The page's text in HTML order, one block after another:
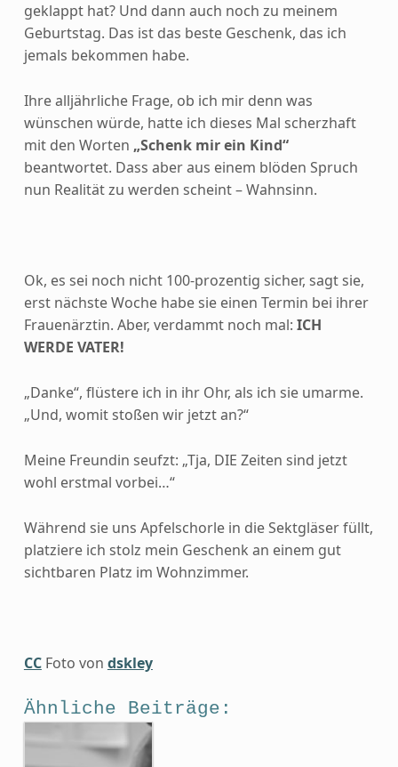
geklappt hat? Und dann auch noch zu meinem
Geburtstag. Das ist das beste Geschenk, das ich
jemals bekommen habe.
Ihre alljährliche Frage, ob ich mir denn was
wünschen würde, hatte ich dieses Mal scherzhaft
mit den Worten „Schenk mir ein Kind“
beantwortet. Dass aber aus einem blöden Spruch
nun Realität zu werden scheint – Wahnsinn.
Ok, es sei noch nicht 100-prozentig sicher, sagt sie,
erst nächste Woche habe sie einen Termin bei ihrer
Frauenärztin. Aber, verdammt noch mal: ICH
WERDE VATER!
„Danke“, flüstere ich in ihr Ohr, als ich sie umarme.
„Und, womit stoßen wir jetzt an?“
Meine Freundin seufzt: „Tja, DIE Zeiten sind jetzt
wohl erstmal vorbei…“
Während sie uns Apfelschorle in die Sektgläser füllt,
platziere ich stolz mein Geschenk an einem gut
sichtbaren Platz im Wohnzimmer.
CCFoto von dskley
Ähnliche Beiträge: